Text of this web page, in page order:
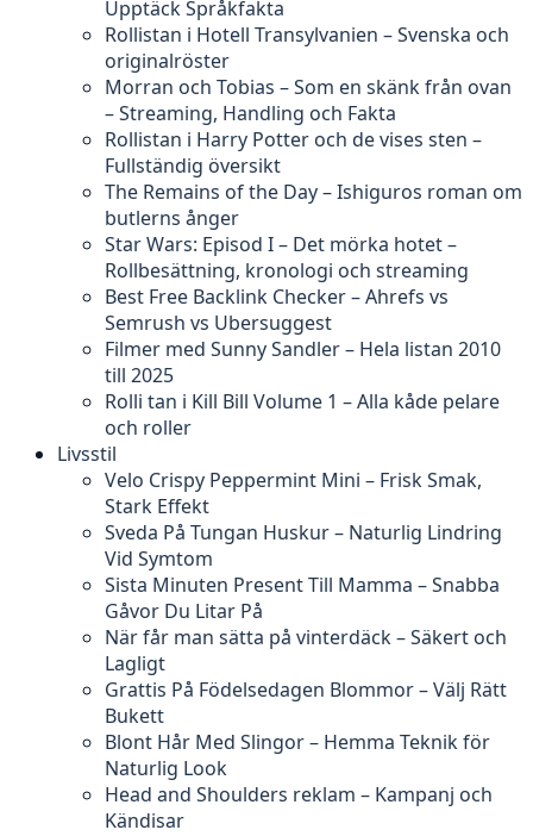
Upptäck Språkfakta
Rollistan i Hotell Transylvanien – Svenska och
originalröster
Morran och Tobias – Som en skänk från ovan
– Streaming, Handling och Fakta
Rollistan i Harry Potter och de vises sten –
Fullständig översikt
The Remains of the Day – Ishiguros roman om
butlerns ånger
Star Wars: Episod I – Det mörka hotet –
Rollbesättning, kronologi och streaming
Best Free Backlink Checker – Ahrefs vs
Semrush vs Ubersuggest
Filmer med Sunny Sandler – Hela listan 2010
till 2025
Rolli tan i Kill Bill Volume 1 – Alla kåde pelare
och roller
Livsstil
Velo Crispy Peppermint Mini – Frisk Smak,
Stark Effekt
Sveda På Tungan Huskur – Naturlig Lindring
Vid Symtom
Sista Minuten Present Till Mamma – Snabba
Gåvor Du Litar På
När får man sätta på vinterdäck – Säkert och
Lagligt
Grattis På Födelsedagen Blommor – Välj Rätt
Bukett
Blont Hår Med Slingor – Hemma Teknik för
Naturlig Look
Head and Shoulders reklam – Kampanj och
Kändisar